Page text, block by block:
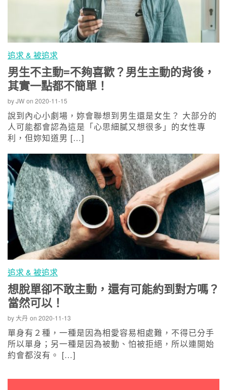
追求 & 被追求
男生不主動=不夠喜歡？男生主動的背後，
其實一點都不簡單！
byJW on 2020-11-15
說到內心小劇場，妳會聯想到男生還是女生？ 大部分的
人可能都會認為這是「心思細膩又想很多」的女性專
利，但妳知道男 […]
追求 & 被追求
想脫單卻不敢主動，還有可能約到對方嗎？
當然可以！
by大丹 on 2020-11-13
單身有２種，一種是因為相愛容易相處難，不得已分手
所以單身；另一種是因為被動、怕被拒絕，所以連開始
約會都沒有。 […]